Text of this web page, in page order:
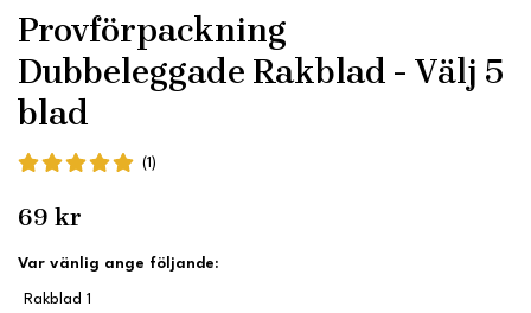
Provförpackning
Dubbeleggade Rakblad - Välj 5
blad
(1)
69 kr
Var vänlig ange följande:
Rakblad 1